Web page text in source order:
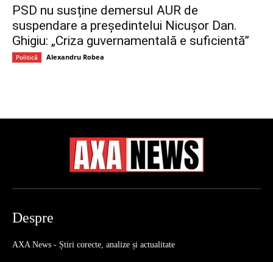
PSD nu susține demersul AUR de
suspendare a președintelui Nicușor Dan.
Ghigiu: „Criza guvernamentală e suficientă”
Politică Alexandru Robea
Despre
AXA News - Știri corecte, analize și actualitate